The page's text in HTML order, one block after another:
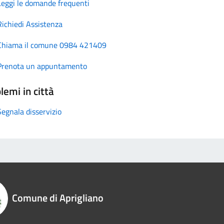
le domande frequenti
Assistenza
il comune 0984 421409
un appuntamento
in città
disservizio
Comune di Aprigliano